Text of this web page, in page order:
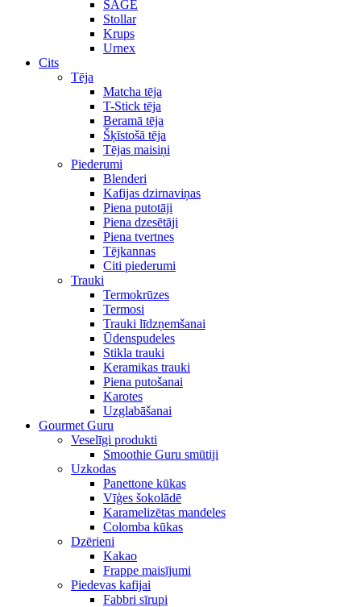
SAGE
Stollar
Krups
Urnex
Cits
Tēja
Matcha tēja
T-Stick tēja
Beramā tēja
Šķīstošā tēja
Tējas maisiņi
Piederumi
Blenderi
Kafijas dzirnaviņas
Piena putotāji
Piena dzesētāji
Piena tvertnes
Tējkannas
Citi piederumi
Trauki
Termokrūzes
Termosi
Trauki līdzņemšanai
Ūdenspudeles
Stikla trauki
Keramikas trauki
Piena putošanai
Karotes
Uzglabāšanai
Gourmet Guru
Veselīgi produkti
Smoothie Guru smūtiji
Uzkodas
Panettone kūkas
Vīģes šokolādē
Karamelizētas mandeles
Colomba kūkas
Dzērieni
Kakao
Frappe maisījumi
Piedevas kafijai
Fabbri sīrupi